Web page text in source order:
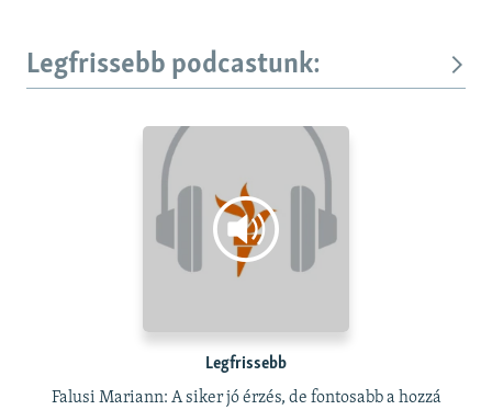
Legfrissebb podcastunk:
Legfrissebb
Falusi Mariann: A siker jó érzés, de fontosabb a hozzá